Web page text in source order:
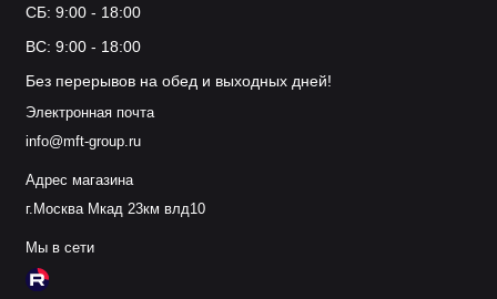
СБ: 9:00 - 18:00
ВС: 9:00 - 18:00
Без перерывов на обед и выходных дней!
Электронная почта
info@mft-group.ru
Адрес магазина
г.Москва Мкад 23км влд10
Мы в сети